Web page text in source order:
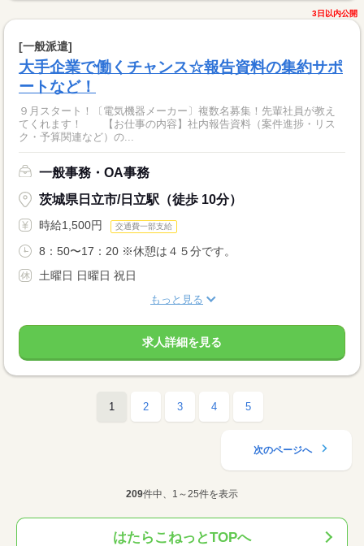
3日以内公開
[一般派遣]
大手企業で働くチャンス☆報告資料の集約サポ
ートなど！
９月スタート！〔電気機器メーカー〕複数名募集！先輩社員が教え
てくれます！ 【お仕事の内容】社内報告資料（案件進捗・リス
ク・予算関連など）の...
一般事務・OA事務
茨城県日立市/日立駅（徒歩 10分）
時給1,500円 交通費一部支給
8：50〜17：20 ※休憩は４５分です。
土曜日 日曜日 祝日
もっと見る
求人詳細を見る
1 2 3 4 5
次のページへ
209件中、1～25件を表示
はたらこねっとTOPへ